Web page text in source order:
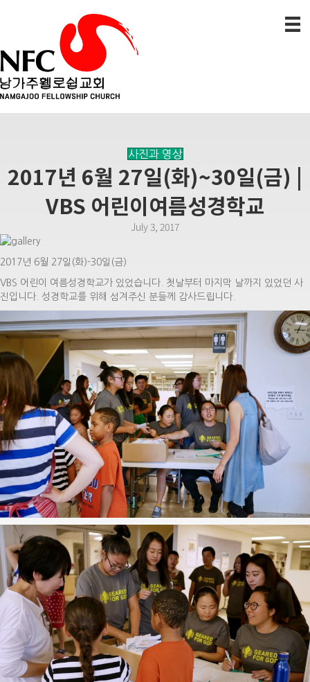
사진과 영상
2017년 6월 27일(화)~30일(금) |
VBS 어린이여름성경학교
July 3, 2017
2017년 6월 27일(화)-30일(금)
VBS 어린이 여름성경학교가 있었습니다. 첫날부터 마지막 날까지 있었던 사
진입니다. 성경학교를 위해 섬겨주신 분들께 감사드립니다.